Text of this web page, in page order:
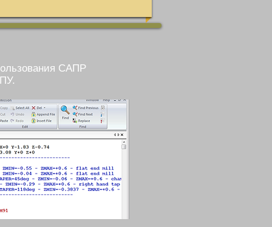
САПР